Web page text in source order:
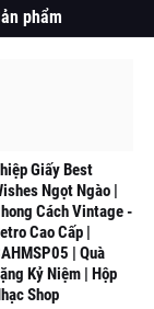
phẩm
Giấy Best
Ngọt Ngào |
Cách Vintage -
Cao Cấp |
| Quà
Kỷ Niệm | Hộp
Shop